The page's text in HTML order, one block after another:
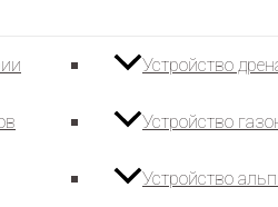
Устройство
Устройство
Устройство